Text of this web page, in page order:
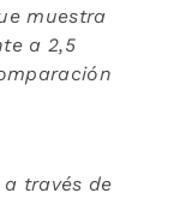
muestra
a 2,5
través de